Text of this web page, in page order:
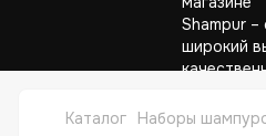
Каталог Наборы